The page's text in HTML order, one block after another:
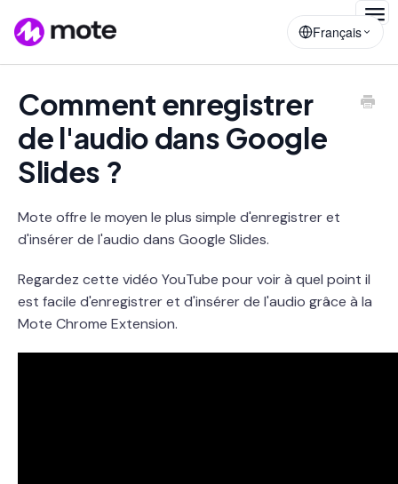
Français
Comment enregistrer
de l'audio dans Google
Slides ?
Mote offre le moyen le plus simple d'enregistrer et
d'insérer de l'audio dans Google Slides.
Regardez cette vidéo YouTube pour voir à quel point il
est facile d'enregistrer et d'insérer de l'audio grâce à la
Mote Chrome Extension.